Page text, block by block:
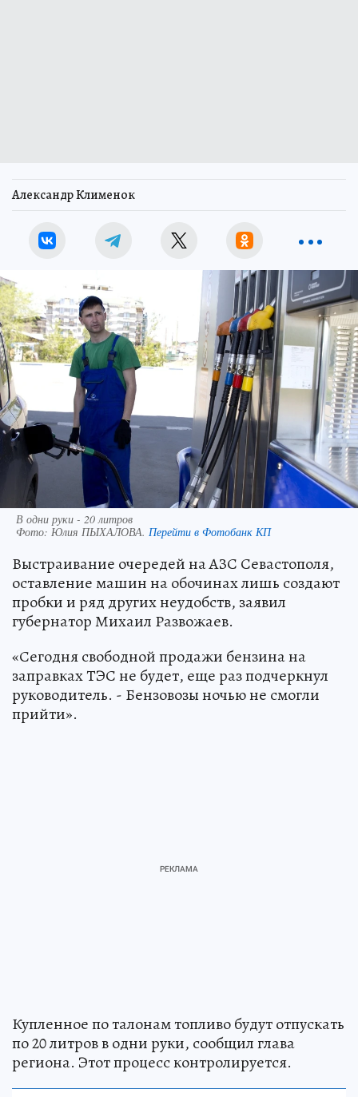
Александр Клименок
В одни руки - 20 литров
Фото: Юлия ПЫХАЛОВА. Перейти в Фотобанк КП
Выстраивание очередей на АЗС Севастополя,
оставление машин на обочинах лишь создают
пробки и ряд других неудобств, заявил
губернатор Михаил Развожаев.
«Сегодня свободной продажи бензина на
заправках ТЭС не будет, еще раз подчеркнул
руководитель. - Бензовозы ночью не смогли
прийти».
Купленное по талонам топливо будут отпускать
по 20 литров в одни руки, сообщил глава
региона. Этот процесс контролируется.